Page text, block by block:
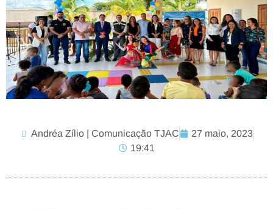
Andréa Zílio | Comunicação TJAC
27 maio, 2023
19:41